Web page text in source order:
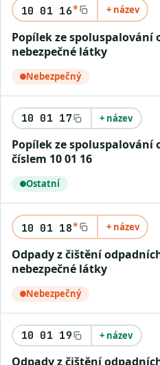
10 01 16* + název
Popílek ze spoluspalování odpadu obsahující
nebezpečné látky
Nebezpečný
10 01 17 + název
Popílek ze spoluspalování odpadu neuvedený pod
číslem 10 01 16
Ostatní
10 01 18* + název
Odpady z čištění odpadních plynů obsahující
nebezpečné látky
Nebezpečný
10 01 19 + název
Odpady z čištění odpadních plynů neuvedené pod